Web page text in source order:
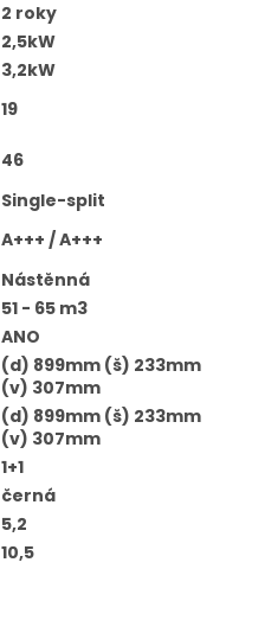
2 roky
2,5kW
3,2kW
19
46
Single-split
A+++ / A+++
Nástěnná
51 - 65 m3
ANO
(d) 899mm (š) 233mm
(v) 307mm
(d) 899mm (š) 233mm
(v) 307mm
1+1
černá
5,2
10,5